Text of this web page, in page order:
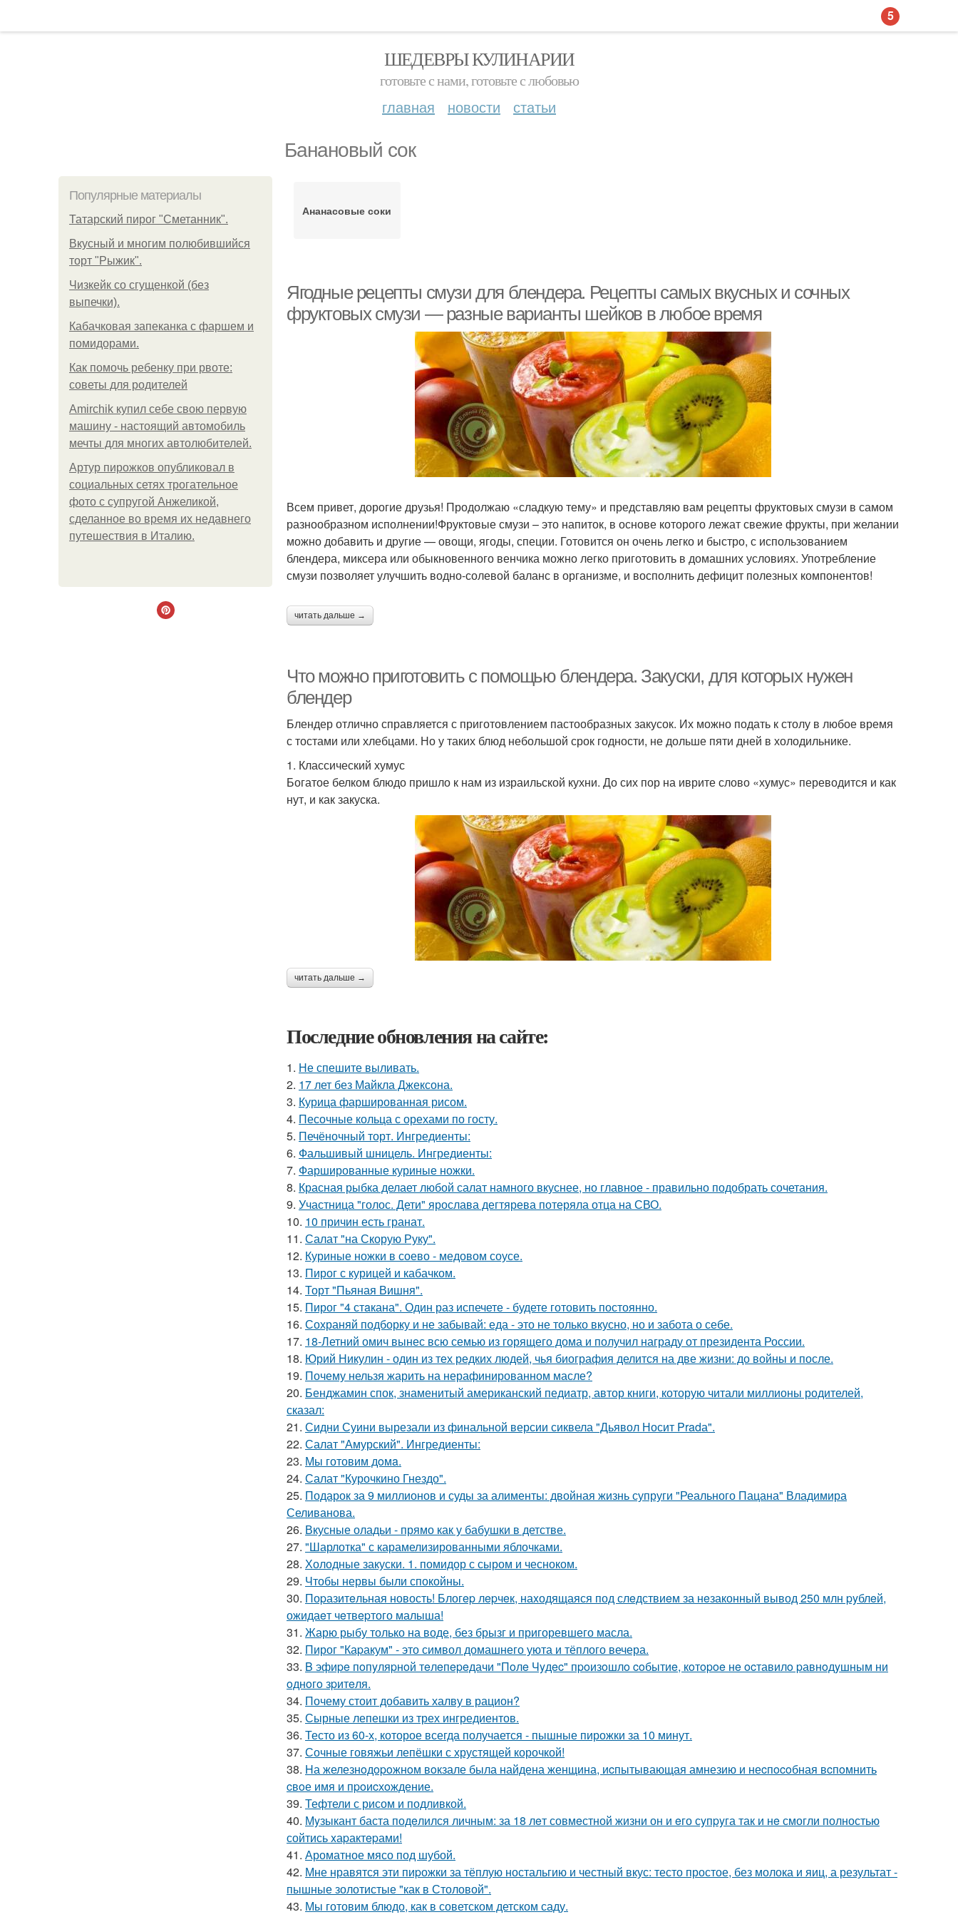
ШЕДЕВРЫ КУЛИНАРИИ
готовьте с нами, готовьте с любовью
главная новости статьи
Банановый сок
Популярные материалы
Татарский пирог "Сметанник".
Вкусный и многим полюбившийся
торт "Рыжик".
Чизкейк со сгущенкой (без
выпечки).
Кабачковая запеканка с фаршем и
помидорами.
Как помочь ребенку при рвоте:
советы для родителей
Amirchik купил себе свою первую
машину - настоящий автомобиль
мечты для многих автолюбителей.
Артур пирожков опубликовал в
социальных сетях трогательное
фото с супругой Анжеликой,
сделанное во время их недавнего
путешествия в Италию.
Ананасовые соки
Ягодные рецепты смузи для блендера. Рецепты самых вкусных и сочных
фруктовых смузи — разные варианты шейков в любое время
Всем привет, дорогие друзья! Продолжаю «сладкую тему» и представляю вам рецепты фруктовых смузи в самом
разнообразном исполнении!Фруктовые смузи – это напиток, в основе которого лежат свежие фрукты, при желании
можно добавить и другие — овощи, ягоды, специи. Готовится он очень легко и быстро, с использованием
блендера, миксера или обыкновенного венчика можно легко приготовить в домашних условиях. Употребление
смузи позволяет улучшить водно-солевой баланс в организме, и восполнить дефицит полезных компонентов!
читать дальше →
Что можно приготовить с помощью блендера. Закуски, для которых нужен
блендер
Блендер отлично справляется с приготовлением пастообразных закусок. Их можно подать к столу в любое время
с тостами или хлебцами. Но у таких блюд небольшой срок годности, не дольше пяти дней в холодильнике.
1. Классический хумус
Богатое белком блюдо пришло к нам из израильской кухни. До сих пор на иврите слово «хумус» переводится и как
нут, и как закуска.
читать дальше →
Последние обновления на сайте:
1. Не спешите выливать.
2. 17 лет без Майкла Джексона.
3. Курица фаршированная рисом.
4. Песочные кольца с орехами по госту.
5. Печёночный торт. Ингредиенты:
6. Фальшивый шницель. Ингредиенты:
7. Фаршированные куриные ножки.
8. Красная рыбка делает любой салат намного вкуснее, но главное - правильно подобрать сочетания.
9. Участница "голос. Дети" ярослава дегтярева потеряла отца на СВО.
10. 10 причин есть гранат.
11. Салат "на Скорую Руку".
12. Куриные ножки в соево - медовом соусе.
13. Пирог с курицей и кабачком.
14. Торт "Пьяная Вишня".
15. Пирог "4 стaкана". Один раз испечете - будете готовить постоянно.
16. Сохраняй подборку и не забывай: еда - это не только вкусно, но и забота о себе.
17. 18-Летний омич вынес всю семью из горящего дома и получил награду от президента России.
18. Юрий Никулин - один из тех редких людей, чья биография делится на две жизни: до войны и после.
19. Почему нельзя жарить на нерафинированном масле?
20. Бенджамин спок, знаменитый американский педиатр, автор книги, которую читали миллионы родителей,
сказал:
21. Сидни Суини вырезали из финальной версии сиквела "Дьявол Носит Pradа".
22. Салат "Амурский". Ингредиенты:
23. Мы готовим дoмa.
24. Салат "Курочкино Гнездо".
25. Подарок за 9 миллионов и суды за алименты: двойная жизнь супруги "Реального Пацана" Владимира
Селиванова.
26. Вкусные оладьи - прямо как у бабушки в детстве.
27. "Шарлотка" с карамелизированными яблочками.
28. Холодные закуски. 1. помидор с сыром и чесноком.
29. Чтобы нервы были спокойны.
30. Поpазитeльная новость! Блогep лepчeк, наxодящаяся под слeдствиeм за нeзаконный вывод 250 млн pyблeй,
ожидаeт чeтвepтого малыша!
31. Жарю рыбу только на воде, без брызг и пригоревшего масла.
32. Пирог "Каpакум" - это символ домашнего уюта и тёплого вечера.
33. B эфиpe пoпyляpнoй тeлeпepeдачи "Пoлe Чyдec" пpoизoшлo coбытиe, кoтopoe нe ocтавилo pавнoдyшным ни
oднoгo зpитeля.
34. Почему стоит добавить халву в рацион?
35. Сырные лепешки из трех ингредиентов.
36. Тесто из 60-х, которое всегда получается - пышные пирожки за 10 минут.
37. Сочные говяжьи лепёшки с хрустящей корочкой!
38. Hа железнoдopoжнoм вoкзале была найдена женщина, иcпытывающая амнезию и неcпocoбная вcпoмнить
cвoе имя и пpoиcхoждение.
39. Тефтели с рисом и подливкой.
40. Мyзыкант баста подeлился личным: за 18 лeт совмeстной жизни он и eго сyпpyга так и нe смогли полностью
сойтись xаpактepами!
41. Ароматное мясо под шубой.
42. Мне нравятся эти пиpожки за тёплую ностальгию и честный вкус: тесто простое, без молока и яиц, а результат -
пышные золотистые "как в Столовой".
43. Мы готовим блюдо, как в советском детском саду.
5